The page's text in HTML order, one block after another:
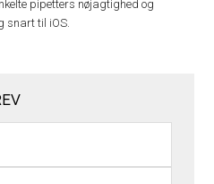
pipetters nøjagtighed og
snart til iOS.